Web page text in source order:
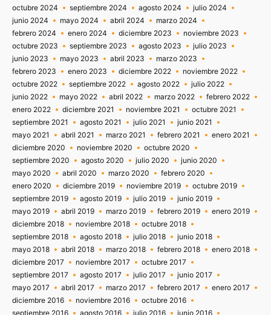
octubre 2024
septiembre 2024 agosto 2024
julio 2024
junio 2024
mayo 2024 abril 2024
marzo 2024
febrero 2024
enero 2024 diciembre 2023
noviembre 2023
octubre 2023
septiembre 2023 agosto 2023
julio 2023
junio 2023
mayo 2023 abril 2023
marzo 2023
febrero 2023
enero 2023 diciembre 2022
noviembre 2022
octubre 2022
septiembre 2022 agosto 2022
julio 2022
junio 2022
mayo 2022 abril 2022 marzo 2022
febrero 2022
enero 2022
diciembre 2021 noviembre 2021
octubre 2021
septiembre 2021
agosto 2021 julio 2021
junio 2021
mayo 2021
abril 2021 marzo 2021 febrero 2021
enero 2021
diciembre 2020
noviembre 2020
octubre 2020
septiembre 2020
agosto 2020 julio 2020
junio 2020
mayo 2020
abril 2020 marzo 2020
febrero 2020
enero 2020
diciembre 2019 noviembre 2019
octubre 2019
septiembre 2019
agosto 2019 julio 2019
junio 2019
mayo 2019
abril 2019 marzo 2019 febrero 2019
enero 2019
diciembre 2018
noviembre 2018
octubre 2018
septiembre 2018
agosto 2018 julio 2018
junio 2018
mayo 2018
abril 2018 marzo 2018 febrero 2018
enero 2018
diciembre 2017
noviembre 2017
octubre 2017
septiembre 2017
agosto 2017 julio 2017
junio 2017
mayo 2017
abril 2017 marzo 2017 febrero 2017
enero 2017
diciembre 2016
noviembre 2016
octubre 2016
septiembre 2016
agosto 2016 julio 2016 junio 2016